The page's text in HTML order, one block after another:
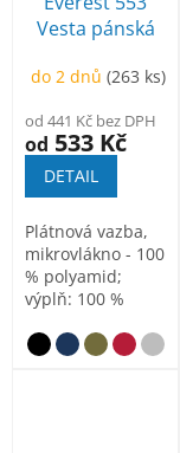
Vesta pánská
do 2 dnů(263 ks)
od 441 Kč bez DPH
od 533 Kč
DETAIL
Plátnová vazba,
mikrovlákno - 100
% polyamid;
výplň: 100 %